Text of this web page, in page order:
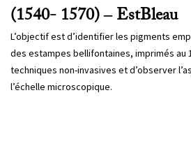
(1540- 1570) – EstBleau
L’objectif est d’identifier les pigments
des estampes bellifontaines, imprimés au
techniques non-invasives et d’observer
l’échelle microscopique.